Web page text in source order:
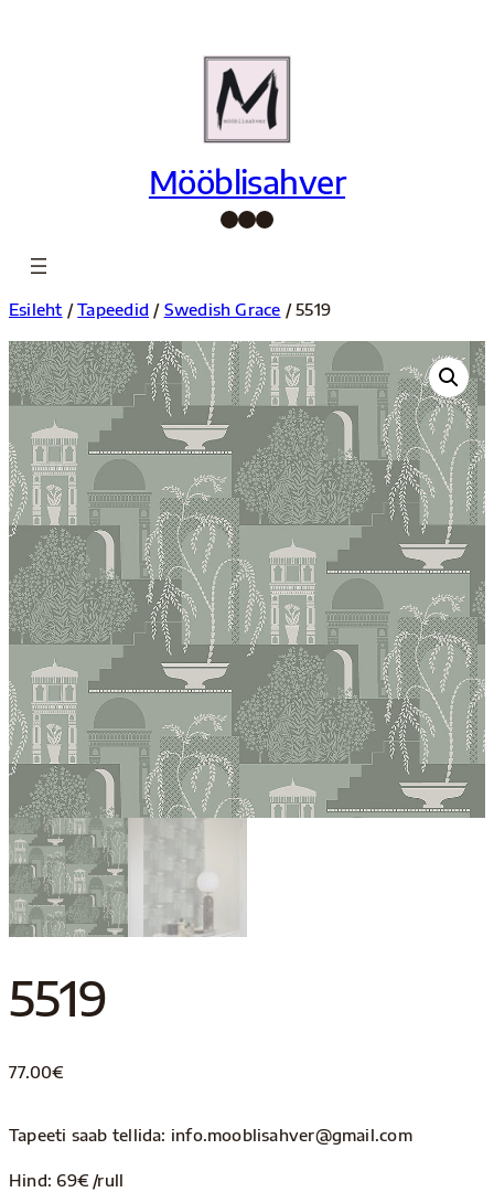
Mööblisahver
Facebook InstagramPinterest
Esileht /Tapeedid / Swedish Grace / 5519
5519
77.00€
Tapeeti saab tellida: info.mooblisahver@gmail.com
Hind: 69€ /rull